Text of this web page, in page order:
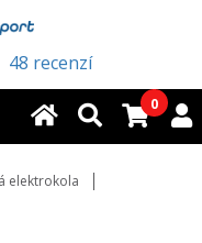
48 recenzí
0
elektrokola